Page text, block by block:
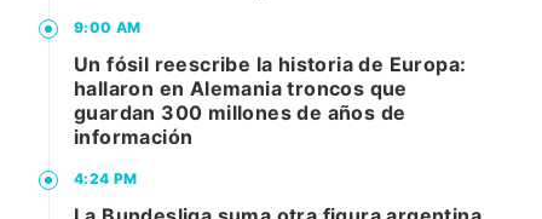
9:00 AM
Un fósil reescribe la historia de Europa:
hallaron en Alemania troncos que
guardan 300 millones de años de
información
4:24 PM